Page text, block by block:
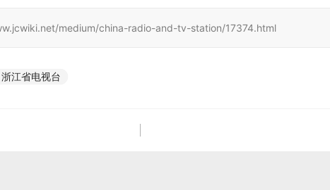
medium/china-radio-and-tv-station/17374.html
浙江省电视台